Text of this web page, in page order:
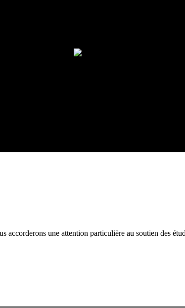
une attention particulière au soutien des